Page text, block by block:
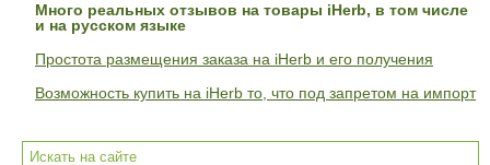
Много реальных отзывов на товары iHerb, в том числе
и на русском языке
Простота размещения заказа на iHerb и его получения
Возможность купить на iHerb то, что под запретом на импорт